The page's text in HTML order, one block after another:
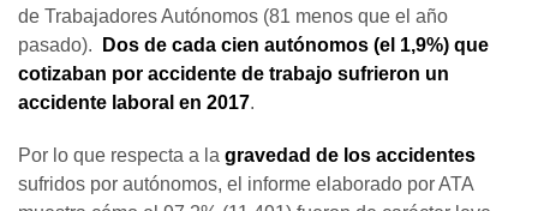
de Trabajadores Autónomos (81 menos que el año
pasado).
Dos de cada cien autónomos (el 1,9%) que
cotizaban por accidente de trabajo sufrieron un
accidente laboral en 2017.
Por lo que respecta a la gravedad de los accidentes
sufridos por autónomos, el informe elaborado por ATA